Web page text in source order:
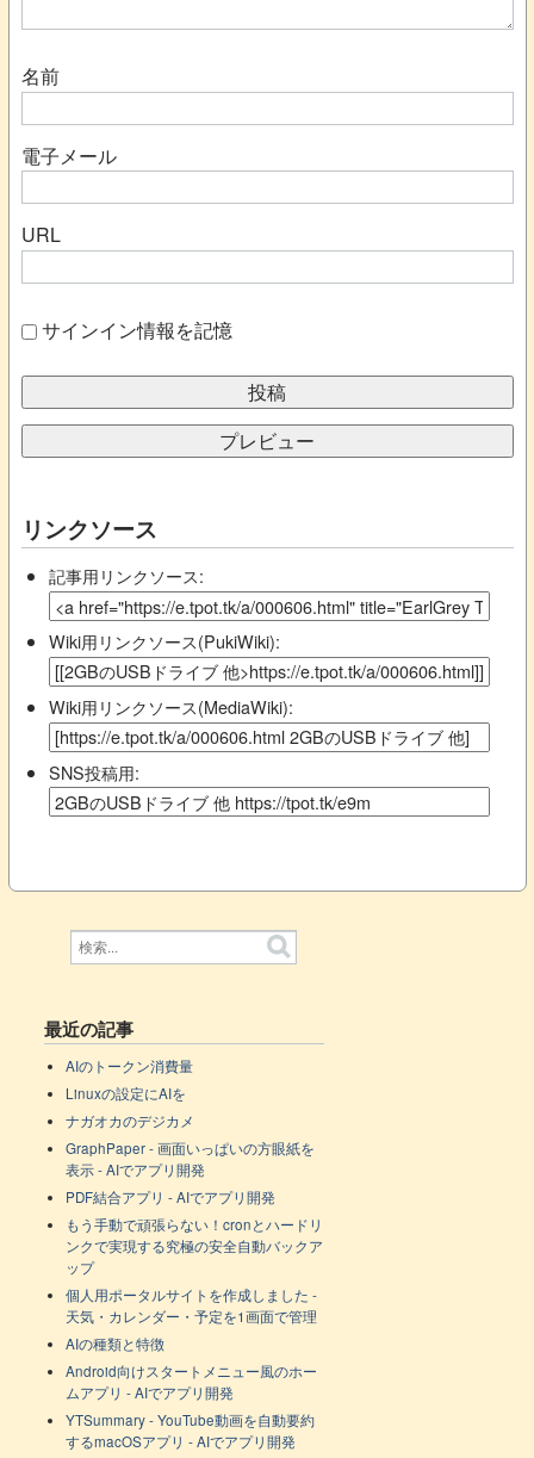
名前
電子メール
URL
サインイン情報を記憶
リンクソース
記事用リンクソース:
Wiki用リンクソース(PukiWiki):
Wiki用リンクソース(MediaWiki):
SNS投稿用:
最近の記事
AIのトークン消費量
Linuxの設定にAIを
ナガオカのデジカメ
GraphPaper - 画面いっぱいの方眼紙を
表示 - AIでアプリ開発
PDF結合アプリ - AIでアプリ開発
もう手動で頑張らない！cronとハードリ
ンクで実現する究極の安全自動バックア
ップ
個人用ポータルサイトを作成しました -
天気・カレンダー・予定を1画面で管理
AIの種類と特徴
Android向けスタートメニュー風のホー
ムアプリ - AIでアプリ開発
YTSummary - YouTube動画を自動要約
するmacOSアプリ - AIでアプリ開発